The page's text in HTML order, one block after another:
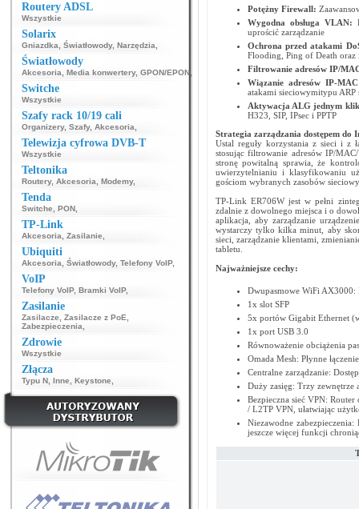
Routery ADSL
Wszystkie
Solarix
Gniazdka Światłowody, Narzędzia
Światłowody
Akcesoria Media konwertery, GPON/EPON
Switche
Wszystkie
Szafy rack 10/19 cali
Organizery, Szafy, Akcesoria
Telewizja cyfrowa DVB-T
Wszystkie
Teltonika
Routery, Akcesoria Modemy,
Tenda
Switche PON
TP-Link
Akcesoria Zasilanie
Ubiquiti
Akcesoria Światłowody, Telefony VoIP,
VoIP
Telefony VoIP, Bramki VoIP,
Zasilanie
Zasilacze Zasilacze z PoE
Zabezpieczenia
Zdrowie
Wszystkie
Złącza
Typu N Inne Keystone
Potężny Firewall:
Wygodna obsługa VLAN:
uprościć zarządzanie
Ochrona przed atakami
Flooding, Ping of Death oraz
Filtrowanie adresów IP/
Wiązanie adresów IP-
atakami sieciowymitypu ARP
Aktywacja ALG jednym
H323, SIP, IPsec i PPTP
Strategia zarządzania dostępem do
Ustal reguły korzystania z sieci i z
stosując filtrowanie adresów IP/
stronę powitalną sprawia, że
uwierzytelnianiu i klasyfikowaniu
gościom wybranych zasobów
TP-Link ER706W jest w pełni
zdalnie z dowolnego miejsca i o
aplikacja, aby zarządzanie
wystarczy tylko kilka minut, aby
sieci, zarządzanie klientami,
tabletu.
Najważniejsze cechy:
Dwupasmowe WiFi AX3000:
1x slot SFP
5x portów Gigabit Ethernet
1x port USB 3.0
Równoważenie obciążenia
Omada Mesh: Płynne
Centralne zarządzanie:
Duży zasięg: Trzy zewnętrze
Bezpieczna sieć VPN: Router
/ L2TP VPN, ułatwiając
Niezawodne
jeszcze więcej funkcji